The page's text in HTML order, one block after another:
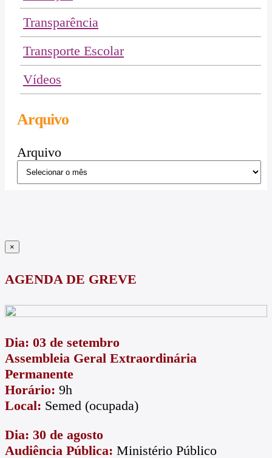
Transparência
Transporte Escolar
Vídeos
Arquivo
Arquivo
×
AGENDA DE GREVE
Dia: 03 de setembro
Assembleia Geral Extraordinária
Permanente
Horário: 9h
Local: Semed (ocupada)
Dia: 30 de agosto
Audiência Pública: Ministério Público